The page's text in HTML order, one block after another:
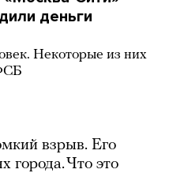
деньги
Некоторые из них
взрыв. Его
города. Что это